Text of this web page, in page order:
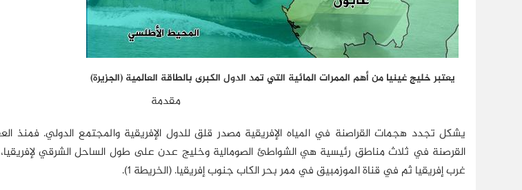
يعتبر خليج غينيا من أهم الممرات المائية التي تمد الدول الكبرى بالطاقة العالمية (الجزيرة)
مقدمة
يشكل تجدد هجمات القراصنة في المياه الإفريقية مصدر قلق للدول الإفريقية والمجتمع الدولي. فمنذ
القرصنة في ثلاث مناطق رئيسية هي الشواطئ الصومالية وخليج عدن على طول الساحل الشرقي لإفريقيا،
غرب إفريقيا ثم في قناة الموزمبيق في ممر بحر الكاب جنوب إفريقيا. (الخريطة 1).